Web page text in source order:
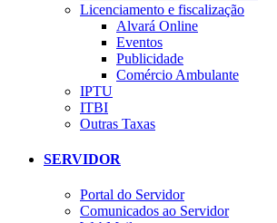
Licenciamento e fiscalização
Alvará Online
Eventos
Publicidade
Comércio Ambulante
IPTU
ITBI
Outras Taxas
SERVIDOR
Portal do Servidor
Comunicados ao Servidor